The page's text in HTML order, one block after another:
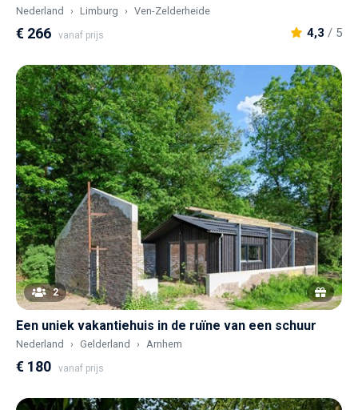
Nederland Limburg Ven-Zelderheide
€ 266 vanaf prijs 4,3 / 5
2
Een uniek vakantiehuis in de ruïne van een schuur
Nederland Gelderland Arnhem
€ 180 vanaf prijs